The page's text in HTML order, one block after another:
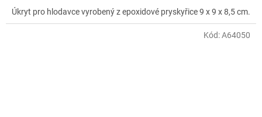
Úkryt pro hlodavce vyrobený z epoxidové pryskyřice 9 x 9 x 8,5 cm.
Kód:A64050